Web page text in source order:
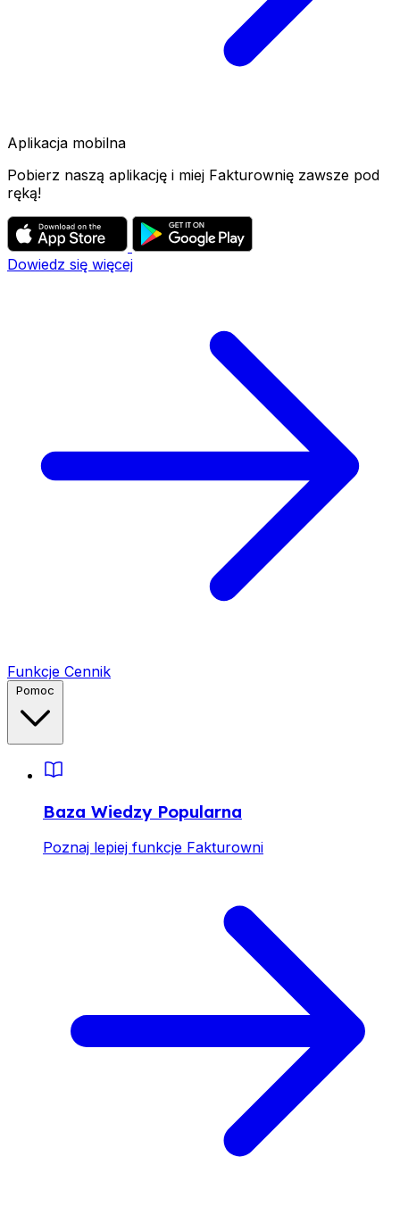
Aplikacja mobilna
Pobierz naszą aplikację i miej Fakturownię zawsze pod
ręką!
Dowiedz się więcej
Funkcje Cennik
Baza Wiedzy Popularna
Poznaj lepiej funkcje Fakturowni